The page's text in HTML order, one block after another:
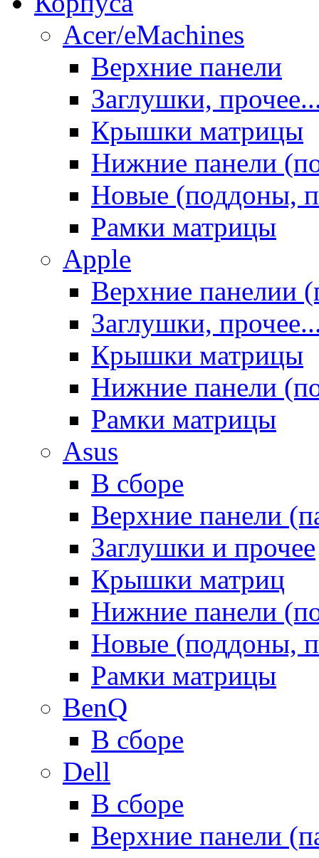
Acer/eMachines
Верхние панели
Заглушки,
Крышки матрицы
Нижние панели
Новые (поддоны,
Рамки матрицы
Apple
Верхние панелии
Заглушки,
Крышки матрицы
Нижние панели
Рамки матрицы
Asus
В сборе
Верхние панели
Заглушки и прочее
Крышки матриц
Нижние панели
Новые (поддоны,
Рамки матрицы
BenQ
В сборе
Dell
В сборе
Верхние панели